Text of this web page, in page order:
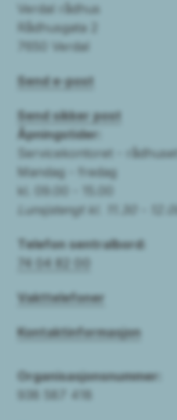
Verdal rådhus
Rådhusgata 2
7650 Verdal
Send e-post
Send sikker post
Åpningstider:
Servicekontoret - rådhuset:
Mandag - fredag
kl. 09.00 - 15.00
Lunsjstengt kl. 11.30 - 12.00
Telefon sentralbord:
74 04 82 00
Vakttelefoner
Kontaktinformasjon
Organisasjonsnummer: